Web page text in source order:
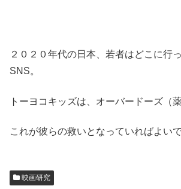
２０２０年代の日本、若者はどこに行
SNS。
トーヨコキッズは、オーバードーズ（
これが彼らの救いとなっていればよいで
映画研究